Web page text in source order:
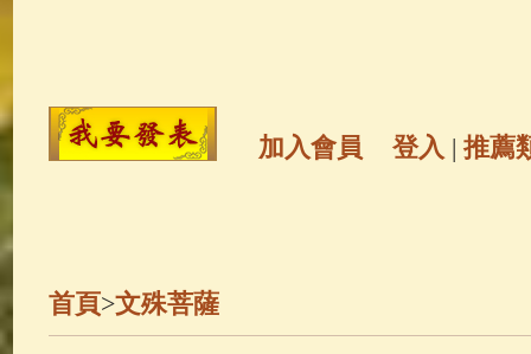
金山活佛
善財童子五十三參
加入會員 登入 | 推薦
首頁>文殊菩薩